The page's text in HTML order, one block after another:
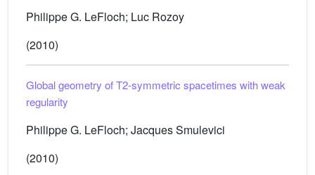
Philippe G. LeFloch; Luc Rozoy
(2010)
Global geometry ofT2-symmetric spacetimes with weak
regularity
Philippe G. LeFloch; Jacques Smulevici
(2010)